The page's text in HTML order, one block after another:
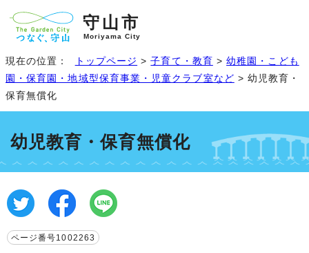
守山市
Moriyama City
現在の位置： トップページ >子育て・教育 >幼稚園・こども
園・保育園・地域型保育事業・児童クラブ室など > 幼児教育・
保育無償化
幼児教育・保育無償化
ページ番号1002263